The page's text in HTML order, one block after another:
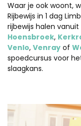
Waar je ook woont,
Rijbewijs in 1 dag
rijbewijs halen vanuit
Hoensbroek,
Venlo, Venray of
spoedcursus voor
slaagkans.